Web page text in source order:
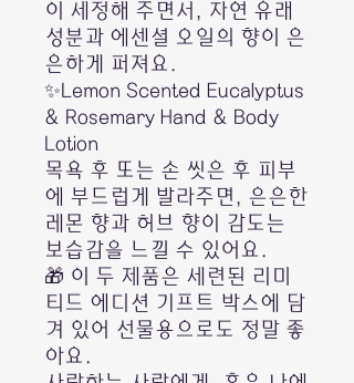
이 세정해 주면서, 자연 유래
성분과 에센셜 오일의 향이 은
은하게 퍼져요.
✨Lemon Scented Eucalyptus
& Rosemary Hand & Body
Lotion
목욕 후 또는 손 씻은 후 피부
에 부드럽게 발라주면, 은은한
레몬 향과 허브 향이 감도는
보습감을 느낄 수 있어요.
🎁 이 두 제품은 세련된 리미
티드 에디션 기프트 박스에 담
겨 있어 선물용으로도 정말 좋
아요.